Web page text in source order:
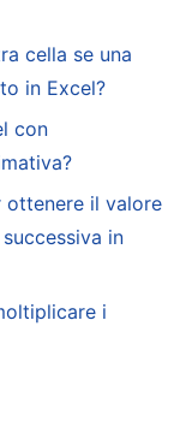
cella se una
in Excel?
con
ottenere il valore
in
i